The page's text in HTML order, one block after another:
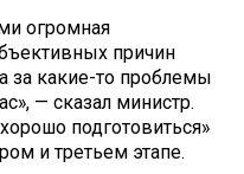
огромная
причин
за какие-то проблемы
— сказал министр.
подготовиться»
и третьем этапе.